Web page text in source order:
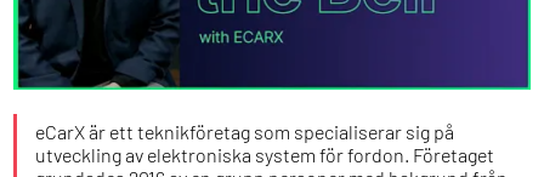
eCarX är ett teknikföretag som specialiserar sig på
utveckling av elektroniska system för fordon. Företaget